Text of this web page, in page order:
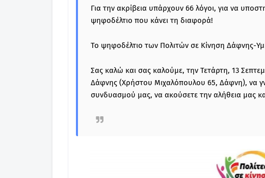
Για την ακρίβεια υπάρχουν 66 λόγοι, για να
ψηφοδέλτιο που κάνει τη διαφορά!
Το ψηφοδέλτιο των Πολιτών σε Κίνηση Δάφνης-
Σας καλώ και σας καλούμε, την Τετάρτη, 13
Δάφνης (Χρήστου Μιχαλόπουλου 65, Δάφνη), να
συνδυασμού μας, να ακούσετε την αλήθεια μας